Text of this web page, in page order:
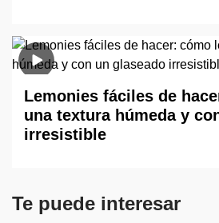
Lemonies fáciles de
una textura húmeda y
irresistible
Te puede interesar